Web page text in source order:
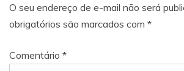
O seu endereço de e-mail não será
obrigatórios são marcados com *
Comentário *